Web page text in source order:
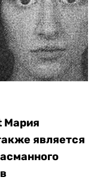
Мария
является